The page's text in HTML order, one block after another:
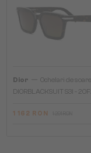
Dior
Ochelari de soare
DIORBLACKSUIT S3I -
1 162 RON